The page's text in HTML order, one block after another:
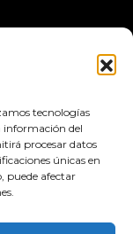
tecnologías
información del
procesar datos
únicas en
puede afectar
generales